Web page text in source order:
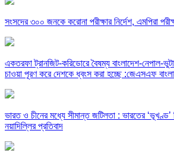
সংসদের ৩০০ জনকে করোনা পরীক্ষার নির্দেশ, এমপিরা
একতরফা ট্রানজিট-করিডোরে বৈষম্য বাংলাদেশ-নেপাল-
চাওয়া পূরণ করে দেশকে ধ্বংস করা হচ্ছে :জেএসএফ
ভারত ও চীনের মধ্যে সীমান্ত জটিলতা : ভারতের ‘ভূখণ্ড’
নয়াদিল্লির প্রতিবাদ